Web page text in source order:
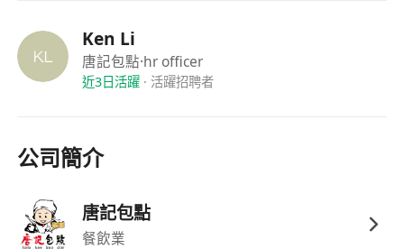
工A牌課程
*歡迎正在累積電力工作經驗者申請，公司可簽發電
力工作證明
Ken Li
唐記包點·hr officer
近3日活躍· 活躍招聘者
公司簡介
唐記包點
餐飲業